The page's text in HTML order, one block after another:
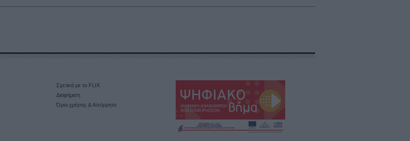
Σχετικά με το FLIX
Διαφήμιση
Όροι χρήσης & Απόρρητο